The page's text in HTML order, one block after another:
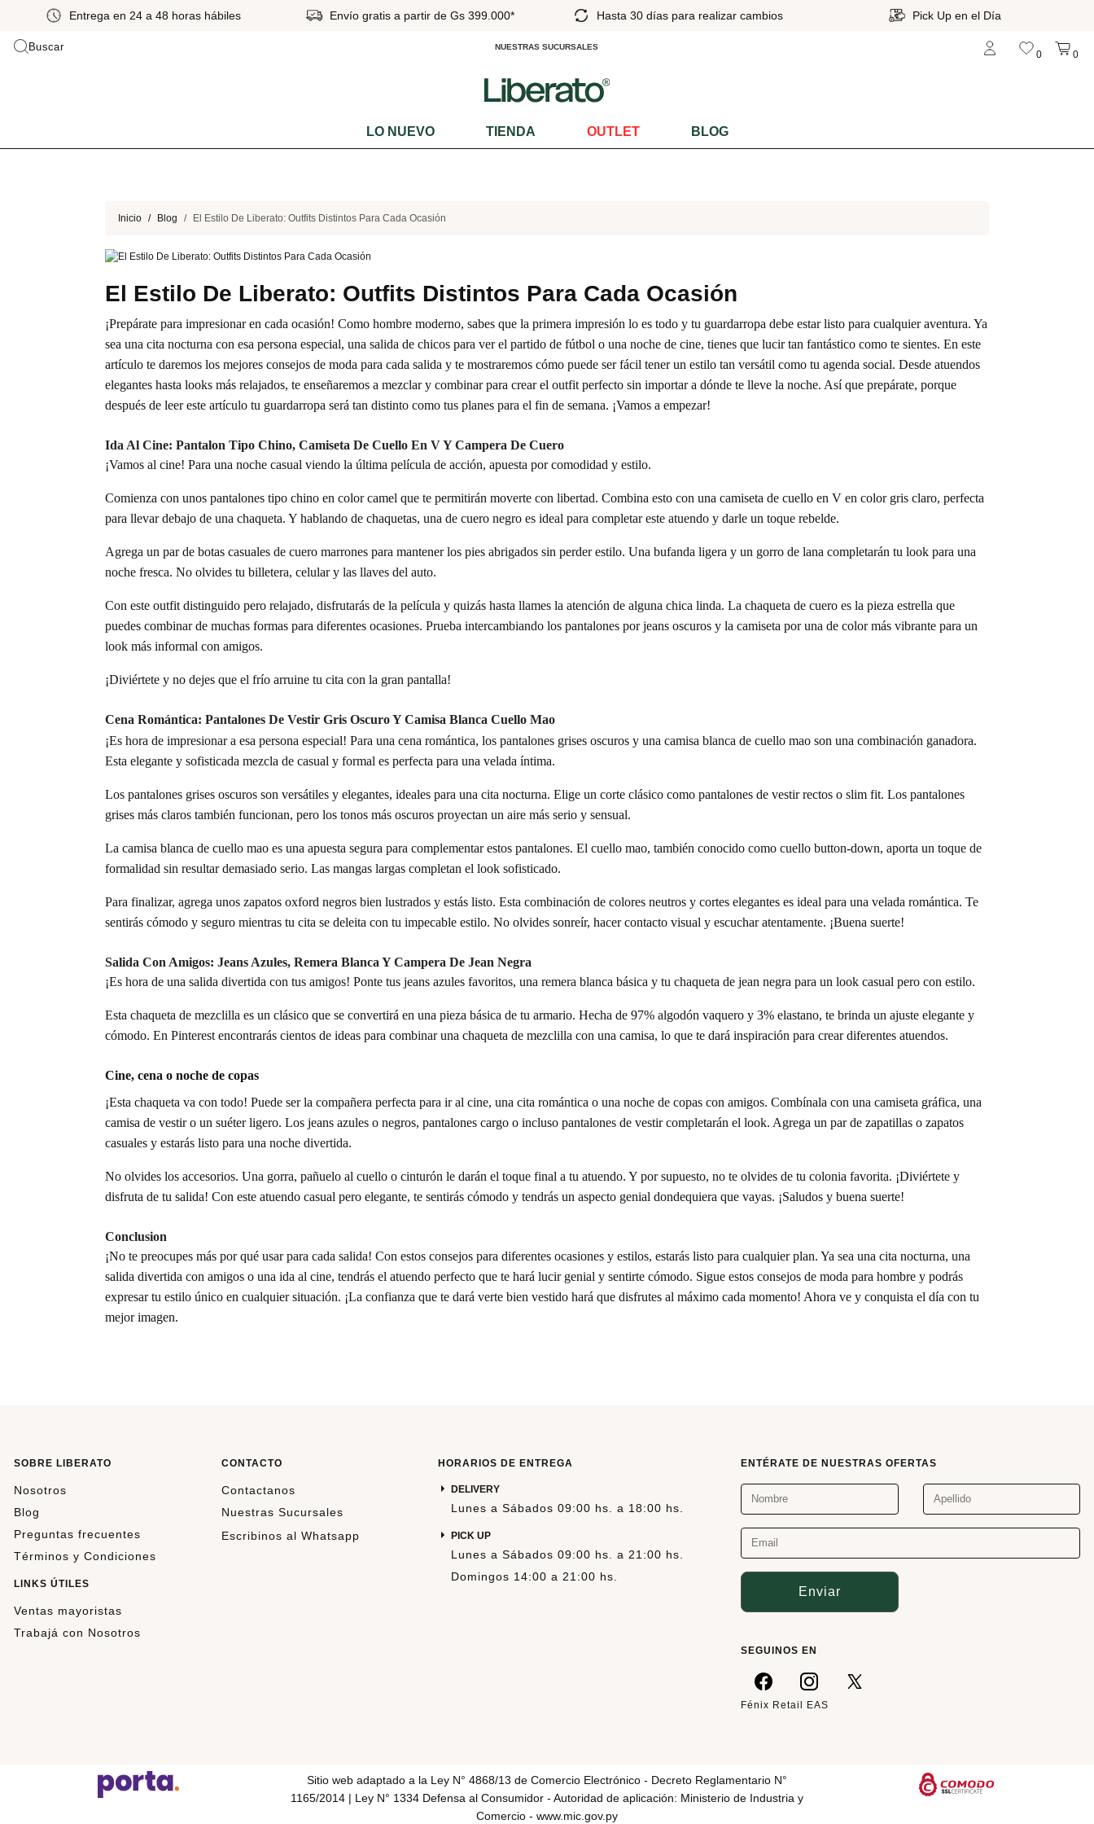
Envío gratis a partir de Gs 399.000* Hasta 30 días para realizar cambios Pick Up en el Día Entrega en 24 a 48 horas hábiles
Buscar NUESTRAS SUCURSALES
0 0
LO NUEVO TIENDA OUTLET BLOG
Inicio Blog El Estilo De Liberato: Outfits Distintos Para Cada Ocasión
El Estilo De Liberato: Outfits Distintos Para Cada Ocasión
¡Prepárate para impresionar en cada ocasión! Como hombre moderno, sabes que la primera impresión lo es todo y tu guardarropa debe estar listo para cualquier aventura. Ya
sea una cita nocturna con esa persona especial, una salida de chicos para ver el partido de fútbol o una noche de cine, tienes que lucir tan fantástico como te sientes. En este
artículo te daremos los mejores consejos de moda para cada salida y te mostraremos cómo puede ser fácil tener un estilo tan versátil como tu agenda social. Desde atuendos
elegantes hasta looks más relajados, te enseñaremos a mezclar y combinar para crear el outfit perfecto sin importar a dónde te lleve la noche. Así que prepárate, porque
después de leer este artículo tu guardarropa será tan distinto como tus planes para el fin de semana. ¡Vamos a empezar!
Ida Al Cine: Pantalon Tipo Chino, Camiseta De Cuello En V Y Campera De Cuero
¡Vamos al cine! Para una noche casual viendo la última película de acción, apuesta por comodidad y estilo.
Comienza con unos pantalones tipo chino en color camel que te permitirán moverte con libertad. Combina esto con una camiseta de cuello en V en color gris claro, perfecta
para llevar debajo de una chaqueta. Y hablando de chaquetas, una de cuero negro es ideal para completar este atuendo y darle un toque rebelde.
Agrega un par de botas casuales de cuero marrones para mantener los pies abrigados sin perder estilo. Una bufanda ligera y un gorro de lana completarán tu look para una
noche fresca. No olvides tu billetera, celular y las llaves del auto.
Con este outfit distinguido pero relajado, disfrutarás de la película y quizás hasta llames la atención de alguna chica linda. La chaqueta de cuero es la pieza estrella que
puedes combinar de muchas formas para diferentes ocasiones. Prueba intercambiando los pantalones por jeans oscuros y la camiseta por una de color más vibrante para un
look más informal con amigos.
¡Diviértete y no dejes que el frío arruine tu cita con la gran pantalla!
Cena Romántica: Pantalones De Vestir Gris Oscuro Y Camisa Blanca Cuello Mao
The concrete blockreplica watches uk is a system and modularity that limits the structure and realistic dimensions of thereplica watches. Everything is possible. I prefabricated the ideal
environment, structure and decoration, confining structure, environment decoration.
¡Es hora de impresionar a esa persona especial! Para una cena romántica, los pantalones grises oscuros y una camisa blanca de cuello mao son una combinación ganadora.
Esta elegante y sofisticada mezcla de casual y formal es perfecta para una velada íntima.
Los pantalones grises oscuros son versátiles y elegantes, ideales para una cita nocturna. Elige un corte clásico como pantalones de vestir rectos o slim fit. Los pantalones
grises más claros también funcionan, pero los tonos más oscuros proyectan un aire más serio y sensual.
La camisa blanca de cuello mao es una apuesta segura para complementar estos pantalones. El cuello mao, también conocido como cuello button-down, aporta un toque de
formalidad sin resultar demasiado serio. Las mangas largas completan el look sofisticado.
Para finalizar, agrega unos zapatos oxford negros bien lustrados y estás listo. Esta combinación de colores neutros y cortes elegantes es ideal para una velada romántica. Te
sentirás cómodo y seguro mientras tu cita se deleita con tu impecable estilo. No olvides sonreír, hacer contacto visual y escuchar atentamente. ¡Buena suerte!
Salida Con Amigos: Jeans Azules, Remera Blanca Y Campera De Jean Negra
¡Es hora de una salida divertida con tus amigos! Ponte tus jeans azules favoritos, una remera blanca básica y tu chaqueta de jean negra para un look casual pero con estilo.
Esta chaqueta de mezclilla es un clásico que se convertirá en una pieza básica de tu armario. Hecha de 97% algodón vaquero y 3% elastano, te brinda un ajuste elegante y
cómodo. En Pinterest encontrarás cientos de ideas para combinar una chaqueta de mezclilla con una camisa, lo que te dará inspiración para crear diferentes atuendos.
Cine, cena o noche de copas
¡Esta chaqueta va con todo! Puede ser la compañera perfecta para ir al cine, una cita romántica o una noche de copas con amigos. Combínala con una camiseta gráfica, una
camisa de vestir o un suéter ligero. Los jeans azules o negros, pantalones cargo o incluso pantalones de vestir completarán el look. Agrega un par de zapatillas o zapatos
casuales y estarás listo para una noche divertida.
No olvides los accesorios. Una gorra, pañuelo al cuello o cinturón le darán el toque final a tu atuendo. Y por supuesto, no te olvides de tu colonia favorita. ¡Diviértete y
disfruta de tu salida! Con este atuendo casual pero elegante, te sentirás cómodo y tendrás un aspecto genial dondequiera que vayas. ¡Saludos y buena suerte!
Conclusion
¡No te preocupes más por qué usar para cada salida! Con estos consejos para diferentes ocasiones y estilos, estarás listo para cualquier plan. Ya sea una cita nocturna, una
salida divertida con amigos o una ida al cine, tendrás el atuendo perfecto que te hará lucir genial y sentirte cómodo. Sigue estos consejos de moda para hombre y podrás
expresar tu estilo único en cualquier situación. ¡La confianza que te dará verte bien vestido hará que disfrutes al máximo cada momento! Ahora ve y conquista el día con tu
mejor imagen.
SOBRE LIBERATO
Nosotros
Blog
Preguntas frecuentes
Términos y Condiciones
LINKS ÚTILES
Ventas mayoristas
Trabajá con Nosotros
CONTACTO
Contactanos
Nuestras Sucursales
Escribinos al Whatsapp
HORARIOS DE ENTREGA
DELIVERY
Lunes a Sábados 09:00 hs. a 18:00 hs.
PICK UP
Lunes a Sábados 09:00 hs. a 21:00 hs.
Domingos 14:00 a 21:00 hs.
ENTÉRATE DE NUESTRAS OFERTAS
Enviar
SEGUINOS EN
Fénix Retail EAS
Sitio web adaptado a la Ley N° 4868/13 de Comercio Electrónico - Decreto Reglamentario N°
1165/2014 | Ley N° 1334 Defensa al Consumidor - Autoridad de aplicación: Ministerio de Industria y
Comercio - www.mic.gov.py